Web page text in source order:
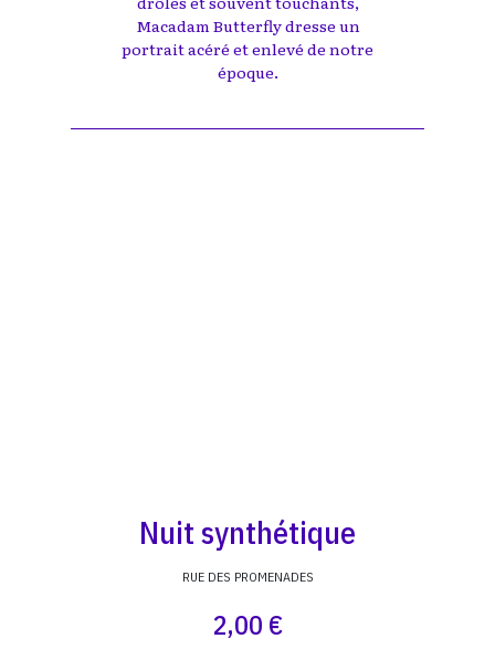
Macadam Butterfly dresse un
portrait acéré et enlevé de notre
époque.
Nuit synthétique
RUE DES PROMENADES
2,00 €